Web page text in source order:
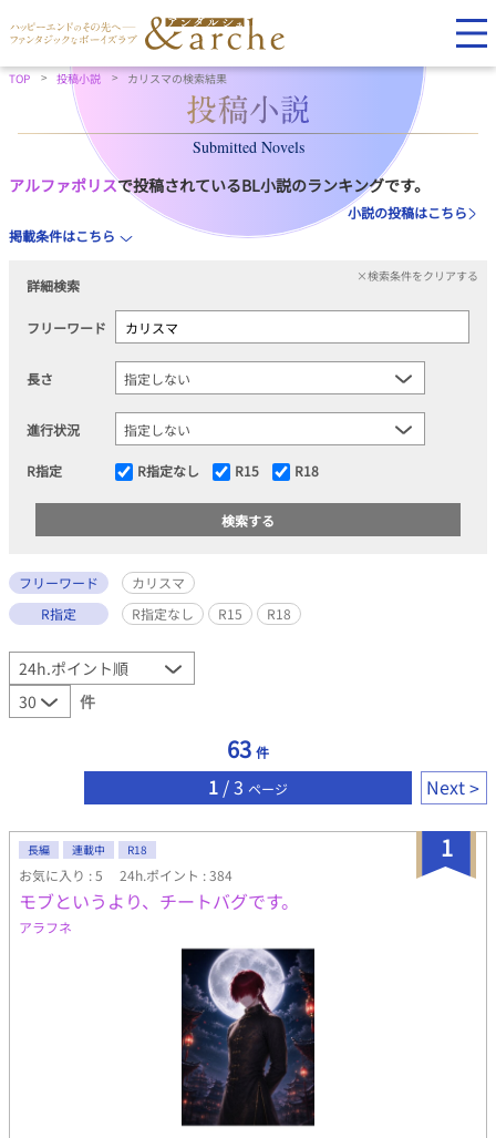
TOP 投稿小説 カリスマの検索結果
Submitted Novels
アルファポリスで投稿されているBL小説のランキングです。
小説の投稿はこちら
掲載条件はこちら
詳細検索
×検索条件をクリアする
フリーワード
長さ
進行状況
R指定 R指定なし R15 R18
フリーワード
カリスマ
R指定
R指定なし R15 R18
件
63 件
1 / 3 ページ Next
1
長編 連載中 R18
お気に入り : 5 24h.ポイント : 384
モブというより、チートバグです。
アラフネ